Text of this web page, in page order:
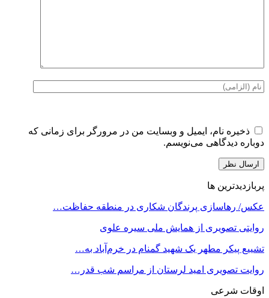
ذخیره نام، ایمیل و وبسایت من در مرورگر برای زمانی که
دوباره دیدگاهی می‌نویسم.
پربازدیدترین ها
عکس/ رهاسازی پرندگان شکاری در منطقه حفاظت…
روایتی تصویری از همایش ملی سیره علوی
تشییع پیکر مطهر یک شهید گمنام در خرم‌آباد به…
روایت تصویری امید لرستان از مراسم شب قدر…
اوقات شرعی